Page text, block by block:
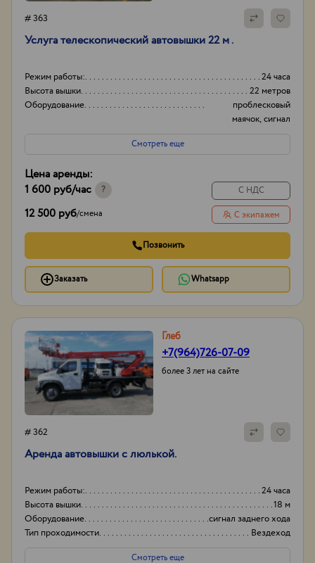
# 363
Услуга телескопический автовышки 22 м .
Режим работы:
24 часа
Высота вышки
22 метров
Оборудование
проблесковый
маячок, сигнал
заднего хода
Смотреть еще
Цена аренды:
1 600 руб/час ?
12 500 руб/смена
С НДС
С экипажем
Позвонить
Заказать Whatsapp
Глеб
+7(964)726-07-09
более 3 лет на сайте
# 362
Аренда автовышки с люлькой.
Режим работы:
24 часа
Высота вышки
18 м
Оборудование
сигнал заднего хода
Тип проходимости
Вездеход
Смотреть еще